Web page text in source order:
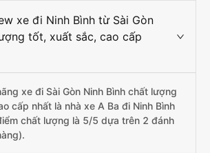
xe đi Ninh Bình từ Sài Gòn
tốt, xuất sắc, cao cấp
xe đi Sài Gòn Ninh Bình chất lượng
cấp nhất là nhà xe A Ba đi Ninh Bình
chất lượng là 5/5 dựa trên 2 đánh